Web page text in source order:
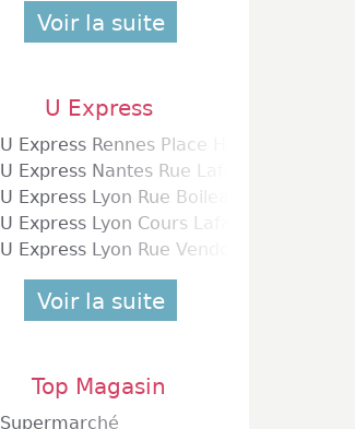
Voir la suite
U Express
U Express Rennes Place Hoche
U Express Nantes Rue Lafayette
U Express Lyon Rue Boileau
U Express Lyon Cours Lafayette
U Express Lyon Rue Vendome Lafayette
Voir la suite
Top Magasin
Supermarché